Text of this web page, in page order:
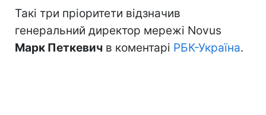
Такі три пріоритети відзначив
генеральний директор мережі Novus
Марк Петкевич в коментарі РБК-Україна.